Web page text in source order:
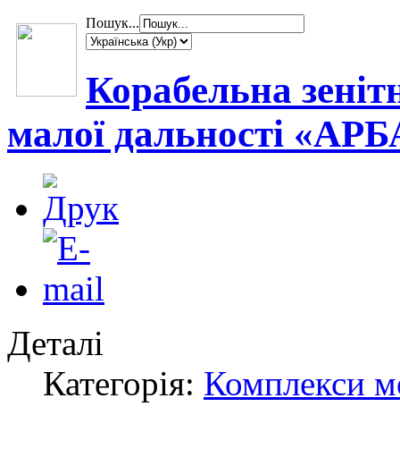
Пошук...
Корабельна
малої дальності
Деталі
Категорія: Комплекси